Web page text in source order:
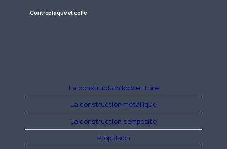
Contreplaqué et colle
La construction bois et toile
La construction métallique
La construction composite
Propulsion